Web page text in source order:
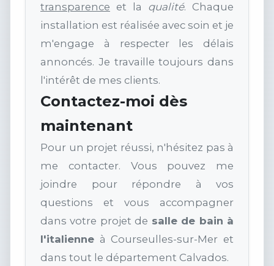
transparence et la qualité. Chaque
installation est réalisée avec soin et je
m'engage à respecter les délais
annoncés. Je travaille toujours dans
l'intérêt de mes clients.
Contactez-moi dès
maintenant
Pour un projet réussi, n'hésitez pas à
me contacter. Vous pouvez me
joindre pour répondre à vos
questions et vous accompagner
dans votre projet de salle de bain à
l'italienne à Courseulles-sur-Mer et
dans tout le département Calvados.